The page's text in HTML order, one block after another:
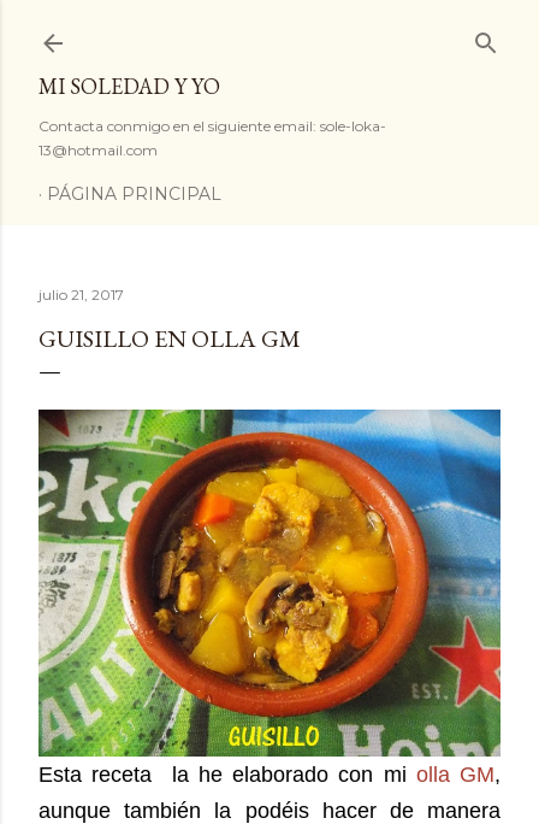
MI SOLEDAD Y YO
Contacta conmigo en el siguiente email: sole-loka-
13@hotmail.com
PÁGINA PRINCIPAL
julio 21, 2017
GUISILLO EN OLLA GM
Esta receta la he elaborado con mi olla GM,
aunque también la podéis hacer de manera